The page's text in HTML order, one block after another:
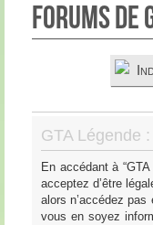
Forums de
GTA Légende
En accédant à
acceptez d’être
alors n’accédez
vous en soyez